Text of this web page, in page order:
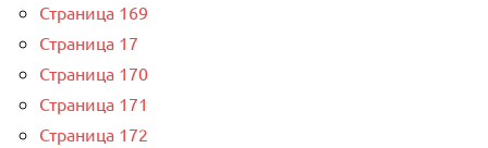
Страница 169
Страница 17
Страница 170
Страница 171
Страница 172